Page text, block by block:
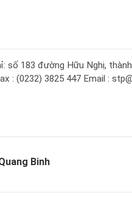
số 183 đường Hữu Nghị,
: (0232) 3825 447 Email :
Binh